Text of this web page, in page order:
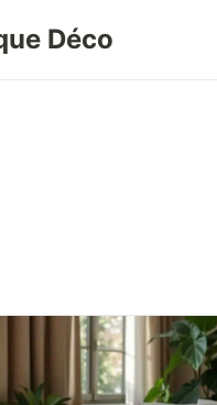
Déco